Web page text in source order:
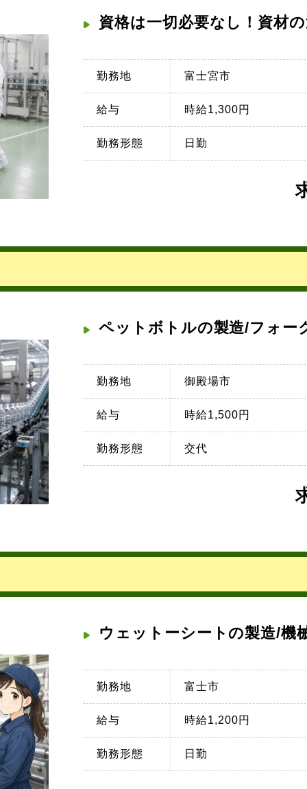
資格は一切必要なし！資材
勤務地 富士宮市
給与 時給1,300円
勤務形態 日勤
ペットボトルの製造/フォー
勤務地 御殿場市
給与 時給1,500円
勤務形態 交代
ウェットーシートの製造/機
勤務地 富士市
給与 時給1,200円
勤務形態 日勤